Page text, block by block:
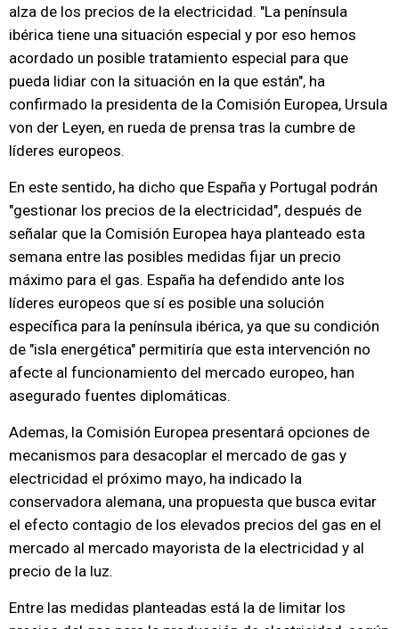
alza de los precios de la electricidad. "La península
ibérica tiene una situación especial y por eso hemos
acordado un posible tratamiento especial para que
pueda lidiar con la situación en la que están", ha
confirmado la presidenta de la Comisión Europea, Ursula
von der Leyen, en rueda de prensa tras la cumbre de
líderes europeos.
En este sentido, ha dicho que España y Portugal podrán
"gestionar los precios de la electricidad", después de
señalar que la Comisión Europea haya planteado esta
semana entre las posibles medidas fijar un precio
máximo para el gas. España ha defendido ante los
líderes europeos que sí es posible una solución
específica para la península ibérica, ya que su condición
de "isla energética" permitiría que esta intervención no
afecte al funcionamiento del mercado europeo, han
asegurado fuentes diplomáticas.
Ademas, la Comisión Europea presentará opciones de
mecanismos para desacoplar el mercado de gas y
electricidad el próximo mayo, ha indicado la
conservadora alemana, una propuesta que busca evitar
el efecto contagio de los elevados precios del gas en el
mercado al mercado mayorista de la electricidad y al
precio de la luz.
Entre las medidas planteadas está la de limitar los